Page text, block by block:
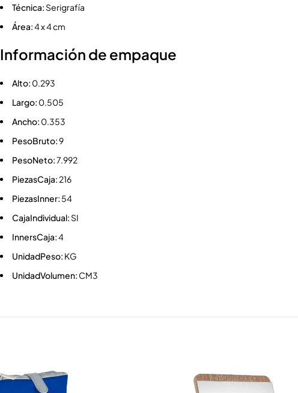
Técnica: Serigrafía
Área:4 x 4 cm
Información de empaque
Alto: 0.293
Largo: 0.505
Ancho: 0.353
PesoBruto:9
PesoNeto:7.992
PiezasCaja: 216
PiezasInner: 54
CajaIndividual: SI
InnersCaja:4
UnidadPeso: KG
UnidadVolumen: CM3